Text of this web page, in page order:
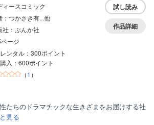
ィースコミック
：つかさき有...他
社：ぶんか社
ージ
ンタル：300ポイント
入：600ポイント
（1 ）
試し読み
作品詳細
たちのドラマチックな生きざまをお届けする社
見る